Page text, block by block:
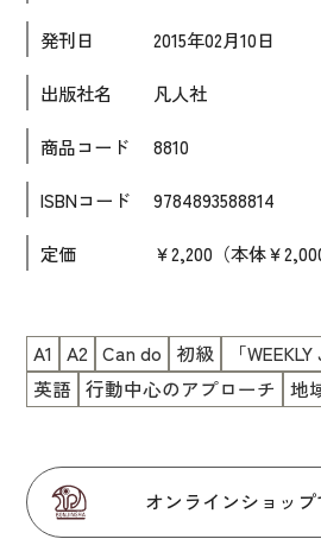
各種試験対策
大学入試対策
学校情報
日本語学習関連副読本
日本事情
定期刊行物
ビデオ・ＤＶＤ
コンピューター
カード・ゲーム・絵教材
絵本・子ども向け補助
発刊日 2015年02月10日
出版社名 凡人社
商品コード 8810
ISBNコード 9784893588814
定価 ￥2,200（本体￥
A1 A2 Can do 初級 「WEEKLY
英語 行動中心のアプローチ 地
オンラインショッ